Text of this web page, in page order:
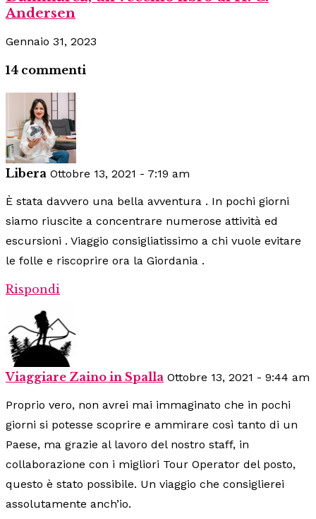
Andersen
Gennaio 31, 2023
14 commenti
Libera Ottobre 13, 2021 - 7:19 am
È stata davvero una bella avventura . In pochi giorni
siamo riuscite a concentrare numerose attività ed
escursioni . Viaggio consigliatissimo a chi vuole evitare
le folle e riscoprire ora la Giordania .
Rispondi
Viaggiare Zaino in Spalla Ottobre 13, 2021 - 9:44 am
Proprio vero, non avrei mai immaginato che in pochi
giorni si potesse scoprire e ammirare così tanto di un
Paese, ma grazie al lavoro del nostro staff, in
collaborazione con i migliori Tour Operator del posto,
questo è stato possibile. Un viaggio che consiglierei
assolutamente anch’io.